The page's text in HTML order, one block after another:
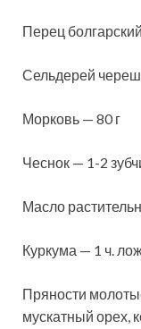
Перец
Сельдерей
Морковь — 80 г
Чеснок — 1-2
Масло
Куркума — 1 ч.
Пряности
мускатный орех,